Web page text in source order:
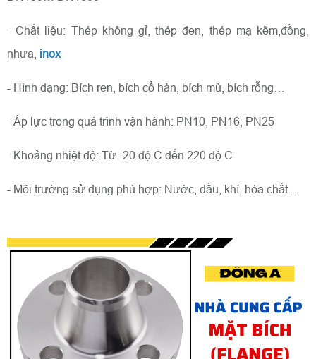
- Chất liệu: Thép không gỉ, thép đen, thép mạ kẽm,đồng,
nhựa, inox
- Hình dạng: Bích ren, bích cổ hàn, bích mù, bích rỗng…
- Áp lực trong quá trình vận hành: PN10, PN16, PN25
- Khoảng nhiệt độ: Từ -20 độ C đến 220 độ C
- Môi trường sử dụng phù hợp: Nước, dầu, khí, hóa chất…